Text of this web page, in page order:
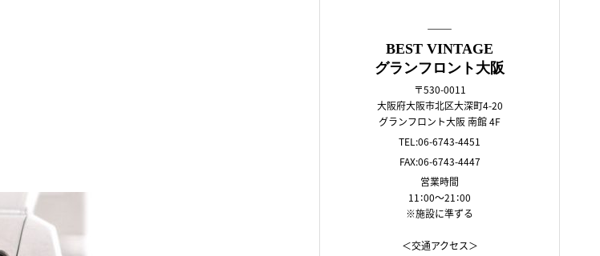
――
BEST VINTAGE
グランフロント大阪
〒530-0011
大阪府大阪市北区大深町4-20
グランフロント大阪 南館 4F
TEL:06-6743-4451
FAX:06-6743-4447
営業時間
11：00～21：00
※施設に準ずる
＜交通アクセス＞